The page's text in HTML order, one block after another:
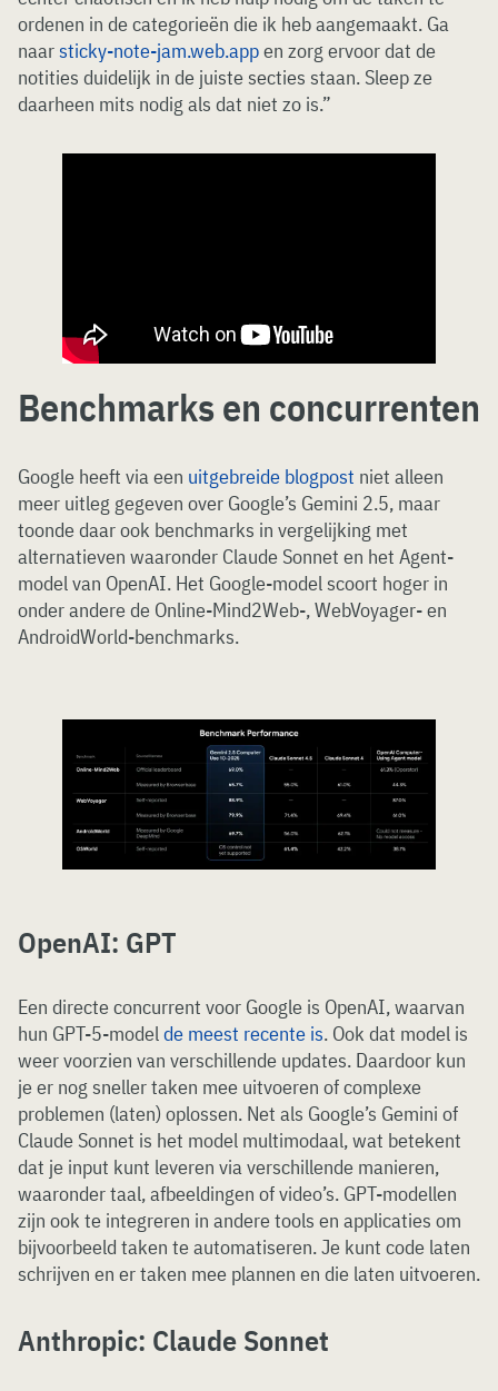
ordenen in de categorieën die ik heb aangemaakt. Ga
naarsticky-note-jam.web.appen zorg ervoor dat de
notities duidelijk in de juiste secties staan. Sleep ze
daarheen mits nodig als dat niet zo is.”
Benchmarks en concurrenten
Google heeft via een uitgebreide blogpost niet alleen
meer uitleg gegeven over Google’s Gemini 2.5, maar
toonde daar ook benchmarks in vergelijking met
alternatieven waaronder Claude Sonnet en het Agent-
model van OpenAI. Het Google-model scoort hoger in
onder andere de Online-Mind2Web-, WebVoyager- en
AndroidWorld-benchmarks.
OpenAI: GPT
Een directe concurrent voor Google is OpenAI, waarvan
hun GPT-5-modelde meest recente is. Ook dat model is
weer voorzien van verschillende updates. Daardoor kun
je er nog sneller taken mee uitvoeren of complexe
problemen (laten) oplossen. Net als Google’s Gemini of
Claude Sonnet is het model multimodaal, wat betekent
dat je input kunt leveren via verschillende manieren,
waaronder taal, afbeeldingen of video’s. GPT-modellen
zijn ook te integreren in andere tools en applicaties om
bijvoorbeeld taken te automatiseren. Je kunt code laten
schrijven en er taken mee plannen en die laten uitvoeren.
Anthropic: Claude Sonnet